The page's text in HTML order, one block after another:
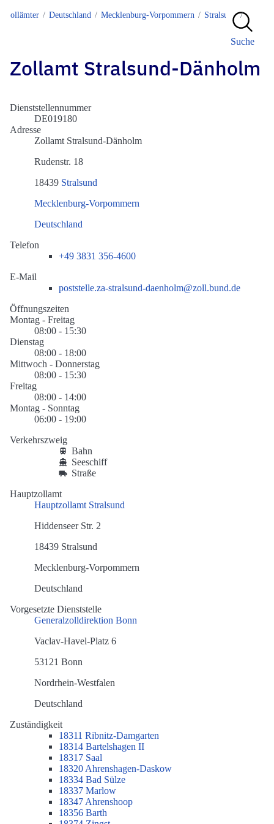
Zollämter Deutschland Mecklenburg-Vorpommern Stralsund
Suche
Zollamt Stralsund-Dänholm
Dienststellennummer
DE019180
Adresse
Zollamt Stralsund-Dänholm
Rudenstr. 18
18439 Stralsund
Mecklenburg-Vorpommern
Deutschland
Telefon
+49 3831 356-4600
E-Mail
poststelle.za-stralsund-daenholm@zoll.bund.de
Öffnungszeiten
Montag - Freitag
08:00 - 15:30
Dienstag
08:00 - 18:00
Mittwoch - Donnerstag
08:00 - 15:30
Freitag
08:00 - 14:00
Montag - Sonntag
06:00 - 19:00
Verkehrszweig
Bahn
Seeschiff
Straße
Hauptzollamt
Hauptzollamt Stralsund
Hiddenseer Str. 2
18439 Stralsund
Mecklenburg-Vorpommern
Deutschland
Vorgesetzte Dienststelle
Generalzolldirektion Bonn
Vaclav-Havel-Platz 6
53121 Bonn
Nordrhein-Westfalen
Deutschland
Zuständigkeit
18311 Ribnitz-Damgarten
18314 Bartelshagen II
18317 Saal
18320 Ahrenshagen-Daskow
18334 Bad Sülze
18337 Marlow
18347 Ahrenshoop
18356 Barth